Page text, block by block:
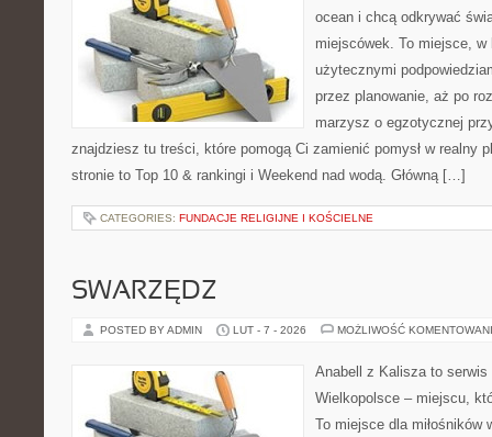
ocean i chcą odkrywać
miejscówek. To miejsce,
użytecznymi
przez planowanie, aż po
marzysz o egzotycznej
znajdziesz tu treści, które pomogą Ci zamienić pomysł w realny
stronie to Top 10 & rankingi i Weekend nad wodą. Główną […]
CATEGORIES: FUNDACJE RELIGIJNE I KOŚCIELNE
SWARZĘDZ
POSTED BY ADMIN LUT - 7 - 2026 MOŻLIWOŚĆ
Anabell z Kalisza to
Wielkopolsce – miejscu,
To miejsce dla miłośników